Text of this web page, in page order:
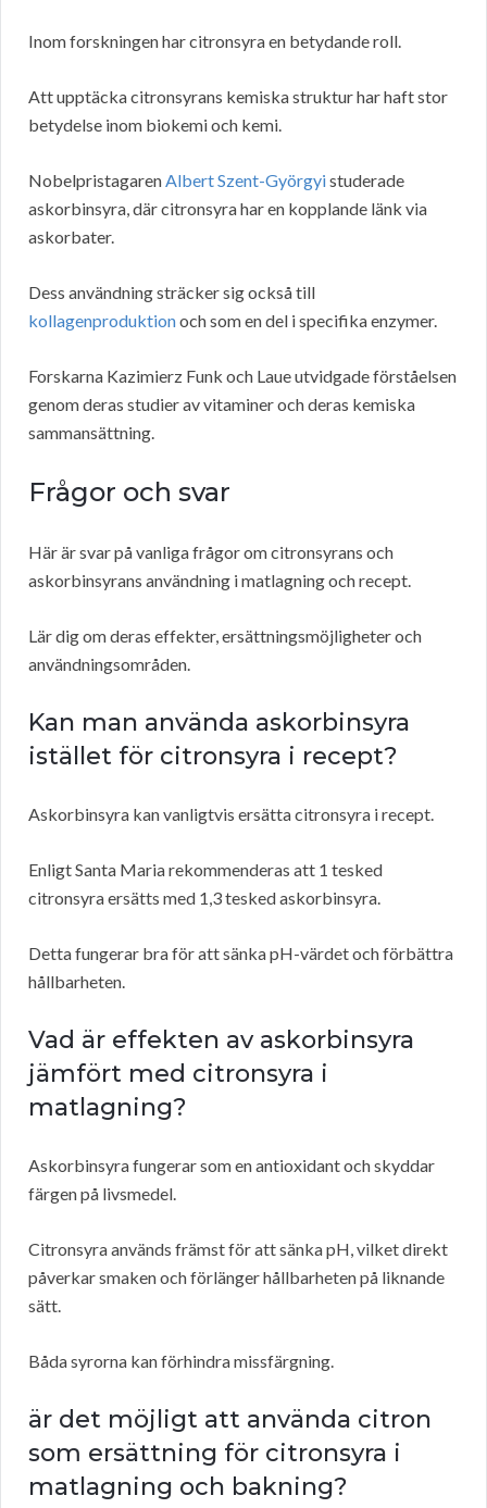
Inom forskningen har citronsyra en betydande roll.
Att upptäcka citronsyrans kemiska struktur har haft stor
betydelse inom biokemi och kemi.
NobelpristagarenAlbert Szent-Györgyistuderade
askorbinsyra, där citronsyra har en kopplande länk via
askorbater.
Dess användning sträcker sig också till
kollagenproduktionoch som en del i specifika enzymer.
Forskarna Kazimierz Funk och Laue utvidgade förståelsen
genom deras studier av vitaminer och deras kemiska
sammansättning.
Frågor och svar
Här är svar på vanliga frågor om citronsyrans och
askorbinsyrans användning i matlagning och recept.
Lär dig om deras effekter, ersättningsmöjligheter och
användningsområden.
Kan man använda askorbinsyra
istället för citronsyra i recept?
Askorbinsyra kan vanligtvis ersätta citronsyra i recept.
Enligt Santa Maria rekommenderas att 1 tesked
citronsyra ersätts med 1,3 tesked askorbinsyra.
Detta fungerar bra för att sänka pH-värdet och förbättra
hållbarheten.
Vad är effekten av askorbinsyra
jämfört med citronsyra i
matlagning?
Askorbinsyra fungerar som en antioxidant och skyddar
färgen på livsmedel.
Citronsyra används främst för att sänka pH, vilket direkt
påverkar smaken och förlänger hållbarheten på liknande
sätt.
Båda syrorna kan förhindra missfärgning.
är det möjligt att använda citron
som ersättning för citronsyra i
matlagning och bakning?